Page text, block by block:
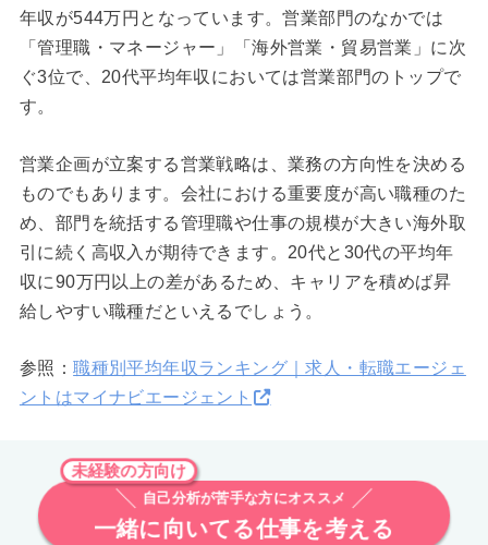
年収が544万円となっています。営業部門のなかでは
「管理職・マネージャー」「海外営業・貿易営業」に次
ぐ3位で、20代平均年収においては営業部門のトップで
す。
営業企画が立案する営業戦略は、業務の方向性を決める
ものでもあります。会社における重要度が高い職種のた
め、部門を統括する管理職や仕事の規模が大きい海外取
引に続く高収入が期待できます。20代と30代の平均年
収に90万円以上の差があるため、キャリアを積めば昇
給しやすい職種だといえるでしょう。
参照：職種別平均年収ランキング｜求人・転職エージェ
ントはマイナビエージェント
未経験の方向け
自己分析が苦手な方にオススメ
一緒に向いてる仕事を考える